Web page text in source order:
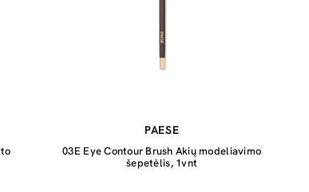
PAESE
03E Eye Contour Brush Akių modeliavimo
šepetėlis, 1vnt